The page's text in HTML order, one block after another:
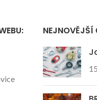
NEJNOVĚJŠÍ